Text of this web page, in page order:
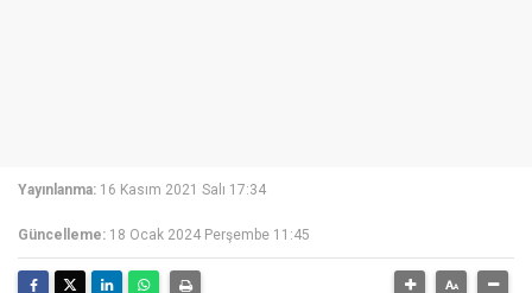
Yayınlanma: 16 Kasım 2021 Salı 17:34
Güncelleme: 18 Ocak 2024 Perşembe 11:45